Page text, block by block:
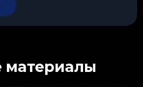
материалы